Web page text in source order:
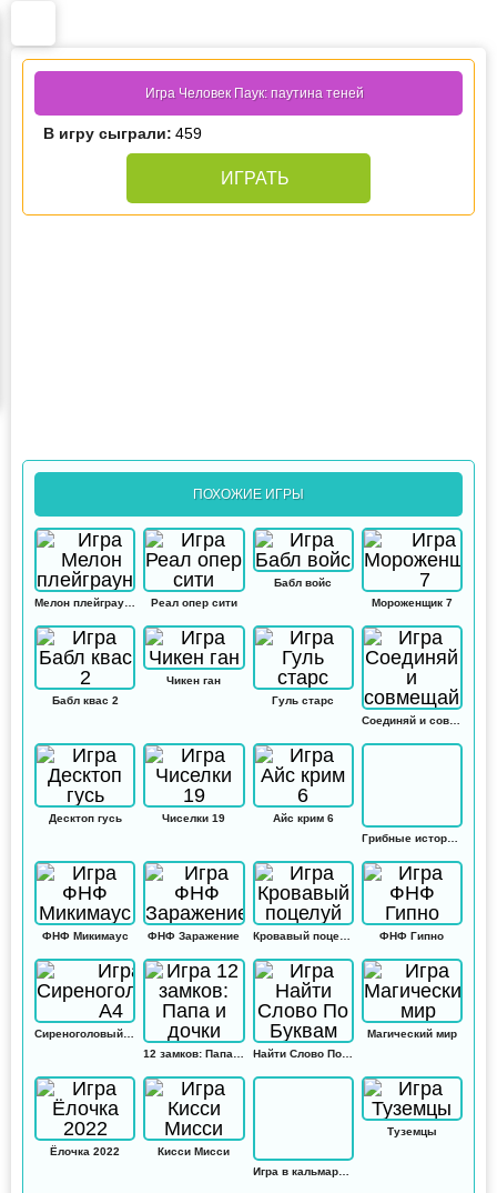
Игра Человек Паук: паутина теней
В игру сыграли: 459
ИГРАТЬ
ПОХОЖИЕ ИГРЫ
Реал опер сити
Бабл войс
Мороженщик 7
Бабл квас 2
Чикен ган
Гуль старс
Соединяй и совмещай
Десктоп гусь Чиселки 19
Айс крим 6
Грибные истории: Кликер
ФНФ Микимаус ФНФ Заражение Кровавый поцелуй ФНФ Гипно
Найти Слово По Буквам
Магический мир
Ёлочка 2022
Кисси Мисси
Игра в кальмара: Амонг ас
Туземцы